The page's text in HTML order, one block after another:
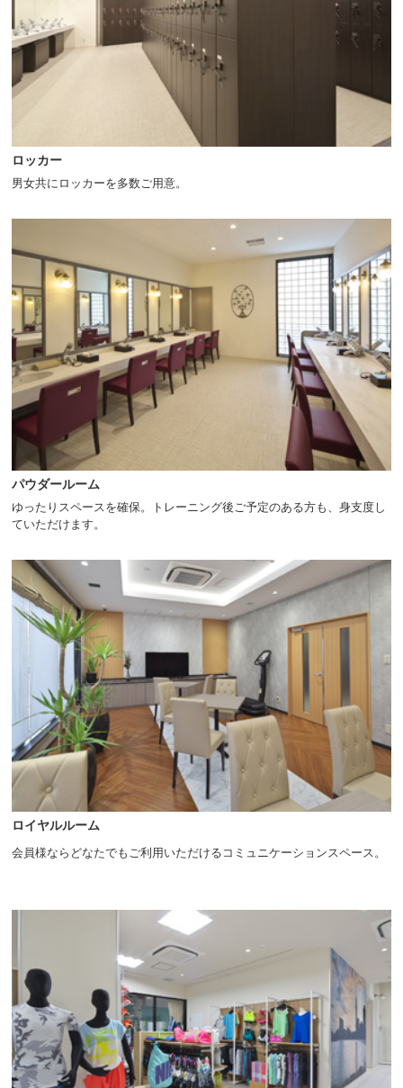
ロッカー
男女共にロッカーを多数ご用意。
パウダールーム
ゆったりスペースを確保。トレーニング後ご予定のある方も、身支度し
ていただけます。
ロイヤルルーム
会員様ならどなたでもご利用いただけるコミュニケーションスペース。